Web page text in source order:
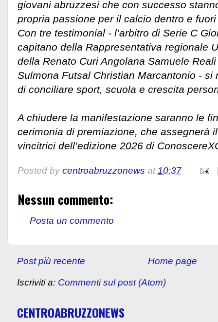
giovani abruzzesi che con successo
propria passione per il calcio dentro e
Con tre testimonial - l’arbitro di Serie C
capitano della Rappresentativa regionale
della Renato Curi Angolana Samuele
Sulmona Futsal Christian Marcantonio - si
di conciliare sport, scuola e crescita
A chiudere la manifestazione saranno le
cerimonia di premiazione, che assegnerà
vincitrici dell’edizione 2026 di
Posted by centroabruzzonews at10:37
Nessun commento:
Posta un commento
Post più recente Home page
Iscriviti a: Commenti sul post (Atom)
CENTROABRUZZONEWS